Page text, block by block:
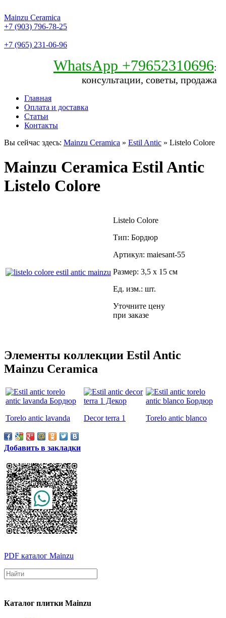
Mainzu Ceramica
+7 (903) 796-78-25
+7 (965) 231-06-96
WhatsApp +79652310696:
консультации, советы, продажа
Главная
Оплата и доставка
Статьи
Контакты
Вы сейчас здесь: Mainzu Ceramica » Estil Antic » Listelo Colore
Mainzu Ceramica Estil Antic
Listelo Colore
Listelo Colore
Тип: Бордюр
Артикул: maiesant-55
Размер: 3,5 x 15 см
Ед. изм.: шт.
Уточните цену
при заказе
Элементы коллекции Estil Antic
Mainzu Ceramica
Torelo antic lavanda Decor terra 1 Torelo antic blanco
Добавить в закладки
PDF каталог Mainzu
Каталог плитки Mainzu